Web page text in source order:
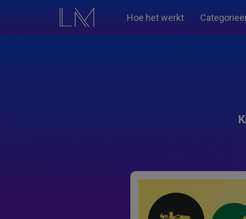
Hoe het werkt